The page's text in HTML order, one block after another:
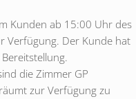
Kunden ab 15:00 Uhr des
Verfügung. Der Kunde hat
die Zimmer GP
zur Verfügung zu